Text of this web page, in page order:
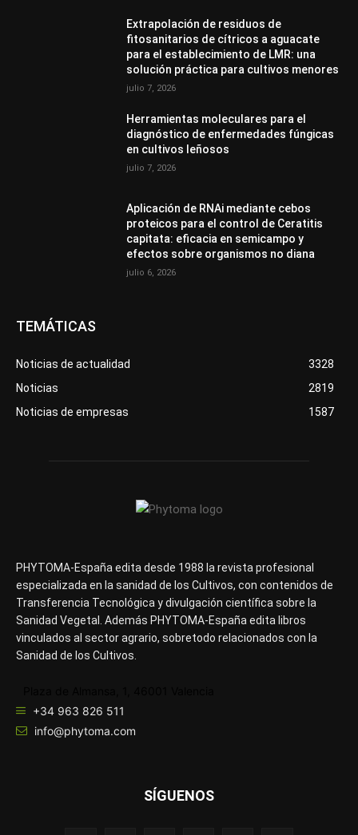
Extrapolación de residuos de
fitosanitarios de cítricos a aguacate
para el establecimiento de LMR: una
solución práctica para cultivos menores
julio 7, 2026
Herramientas moleculares para el
diagnóstico de enfermedades fúngicas
en cultivos leñosos
julio 7, 2026
Aplicación de RNAi mediante cebos
proteicos para el control de Ceratitis
capitata: eficacia en semicampo y
efectos sobre organismos no diana
julio 6, 2026
TEMÁTICAS
Noticias de actualidad
3328
Noticias
2819
Noticias de empresas
1587
PHYTOMA-España edita desde 1988 la revista profesional
especializada en la sanidad de los Cultivos, con contenidos de
Transferencia Tecnológica y divulgación científica sobre la
Sanidad Vegetal. Además PHYTOMA-España edita libros
vinculados al sector agrario, sobretodo relacionados con la
Sanidad de los Cultivos.
+34 963 826 511
info@phytoma.com
SÍGUENOS